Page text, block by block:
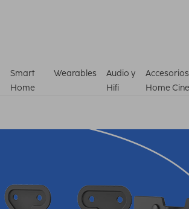
Smart
Home
Wearables
Audio y
Hifi
Home